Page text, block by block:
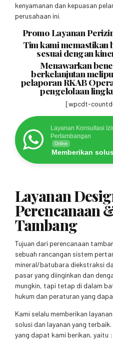
kenyamanan dan kepuasan
perusahaan ini.
Promo Layanan
Tim kami memastikan
sesuai dengan
Menawarkan
berkelanjutan
pelaporan RKAB
pengelolaan
[wpcdt-
Layanan Konsultasi
Pertambangan
Online
Memberikan
Layanan
Perencanaan
Tambang
Tujuan dari perencanaan
sebuah rancangan sistem
mineral/batubara diekstraksi
pasar yang diinginkan dan
mungkin, tapi tetap di dalam
hukum dan peraturan yang
Kami selalu memberikan
solusi dan layanan yang
yang dapat kami berikan, yaitu :